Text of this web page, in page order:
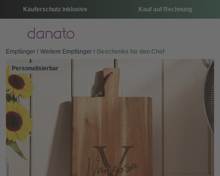
Käuferschutz inklusive Kauf auf Rechnung
Menü
Empfänger Weitere Empfänger Geschenke für den Chef
Personalisierbar